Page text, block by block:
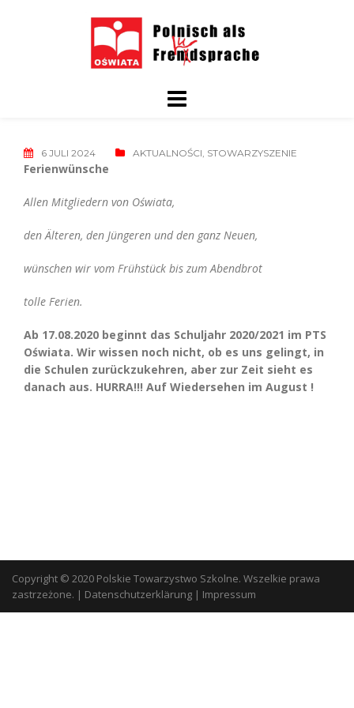
6 JULI 2024 AKTUALNOŚCI, STOWARZYSZENIE
Ferienwünsche
Allen Mitgliedern von Oświata,
den Älteren, den Jüngeren und den ganz Neuen,
wünschen wir vom Frühstück bis zum Abendbrot
tolle Ferien.
Ab 17.08.2020 beginnt das Schuljahr 2020/2021 im PTS
Oświata. Wir wissen noch nicht, ob es uns gelingt, in
die Schulen zurückzukehren, aber zur Zeit sieht es
danach aus. HURRA!!! Auf Wiedersehen im August !
Copyright © 2020 Polskie Towarzystwo Szkolne. Wszelkie prawa
zastrzeżone. | Datenschutzerklärung | Impressum